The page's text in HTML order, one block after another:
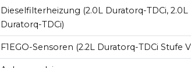
Dieselfilterheizung (2.0L Duratorq-TDCi, 2.0L
Duratorq-TDCi)
F1EGO-Sensoren (2.2L Duratorq-TDCi Stufe